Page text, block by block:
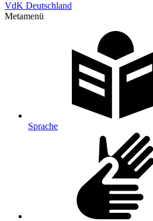
VdK Deutschland
Metamenü
Sprache